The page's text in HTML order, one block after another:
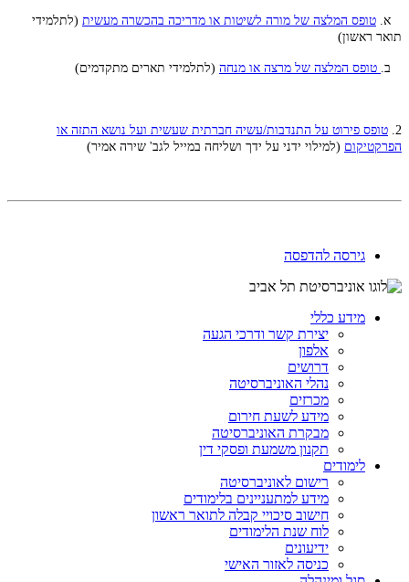
א. טופס המלצה של מורה לשיטות או מדריכה בהכשרה מעשית (לתלמידי
תואר ראשון)
ב. טופס המלצה של מרצה או מנחה (לתלמידי תארים מתקדמים)
2. טופס פירוט על התנדבות/עשיה חברתית שעשית ועל נושא התזה או
הפרקטיקום (למילוי ידני על ידך ושליחה במייל לגב' שירה אמיר)
גירסה להדפסה
מידע כללי
יצירת קשר ודרכי הגעה
אלפון
דרושים
נהלי האוניברסיטה
מכרזים
מידע לשעת חירום
מבקרת האוניברסיטה
תקנון משמעת ופסקי דין
לימודים
רישום לאוניברסיטה
מידע למתעניינים בלימודים
חישוב סיכויי קבלה לתואר ראשון
לוח שנת הלימודים
ידיעונים
כניסה לאזור האישי